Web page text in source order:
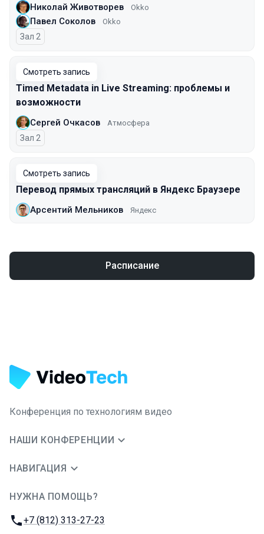
Николай Животворев Okko
Павел Соколов Okko
Зал 2
Смотреть запись
Timed Metadata in Live Streaming: проблемы и
возможности
Сергей Очкасов Атмосфера
Зал 2
Смотреть запись
Перевод прямых трансляций в Яндекс Браузере
Арсентий Мельников Яндекс
Расписание
Конференция по технологиям видео
НАШИ КОНФЕРЕНЦИИ
НАВИГАЦИЯ
НУЖНА ПОМОЩЬ?
Телефон:
+7 (812) 313-27-23